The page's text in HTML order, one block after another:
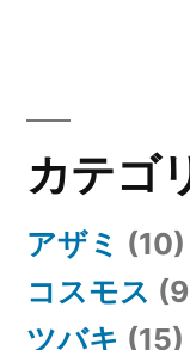
ー
シ
ョ
ン
カテゴ
アザミ (10)
コスモス
ツバキ (15)